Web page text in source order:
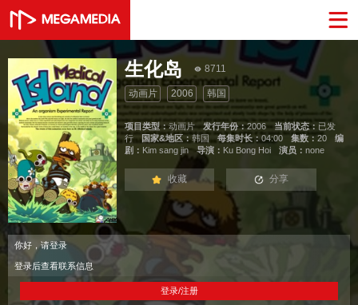
生化岛 8711
动画片 2006 韩国
项目类型：动画片 发行年份：2006 当前状态： 已发
行
国家&地区： 韩国 每集时长： 04:00 集数： 20
编
剧： Kim sang jin 导演： Ku Bong Hoi 演员： none
收藏 分享
你好，请登录
登录后查看联系信息
登录/注册